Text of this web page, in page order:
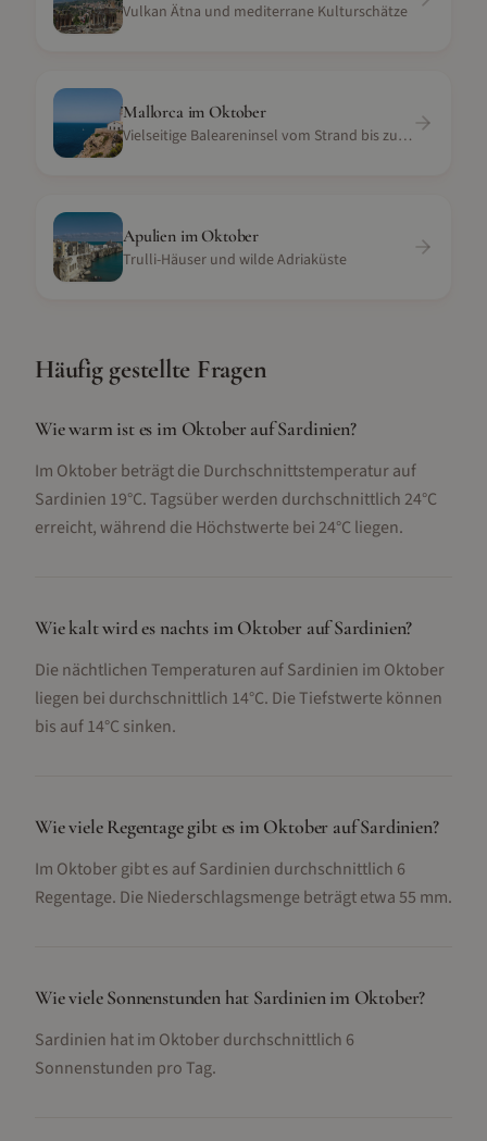
Vulkan Ätna und mediterrane Kulturschätze
Mallorca im Oktober
Vielseitige Baleareninsel vom Strand bis zur Serra
Apulienim Oktober
Trulli-Häuser und wilde Adriaküste
Häufig gestellte Fragen
Wie warm ist es im Oktober auf Sardinien?
Im Oktober beträgt die Durchschnittstemperatur auf
Sardinien 19°C. Tagsüber werden durchschnittlich 24°C
erreicht, während die Höchstwerte bei 24°C liegen.
Wie kalt wird es nachts im Oktober auf Sardinien?
Die nächtlichen Temperaturen auf Sardinien im Oktober
liegen bei durchschnittlich 14°C. Die Tiefstwerte können
bis auf 14°C sinken.
Wie viele Regentage gibt es im Oktober auf Sardinien?
Im Oktober gibt es auf Sardinien durchschnittlich 6
Regentage. Die Niederschlagsmenge beträgt etwa 55 mm.
Wie viele Sonnenstunden hat Sardinien im Oktober?
Sardinien hat im Oktober durchschnittlich 6
Sonnenstunden pro Tag.